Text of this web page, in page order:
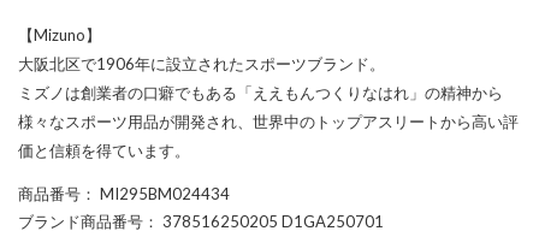
【Mizuno】
大阪北区で1906年に設立されたスポーツブランド。
ミズノは創業者の口癖でもある「ええもんつくりなはれ」の精神から
様々なスポーツ用品が開発され、世界中のトップアスリートから高い評
価と信頼を得ています。
商品番号 ： MI295BM024434
ブランド商品番号 ： 378516250205 D1GA250701